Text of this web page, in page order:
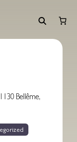
Bellême,